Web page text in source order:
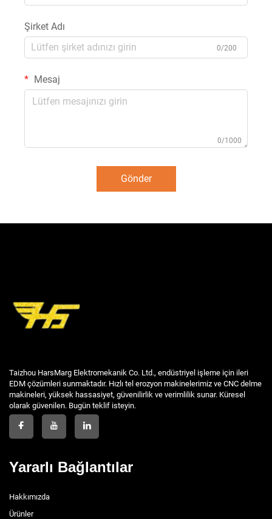
Şirket Adı
0/200
Mesaj
0/1000
Gönder
Taizhou HarsMarg Elektromekanik Co. Ltd., endüstriyel işleme için ileri
EDM çözümleri sunmaktadır. Hızlı tel erozyon makinelerimiz ve CNC delme
makineleri, yüksek hassasiyet, güvenilirlik ve verimlilik sunar. Küresel
olarak güvenilen. Bugün teklif isteyin.
Yararlı Bağlantılar
Hakkımızda
Ürünler